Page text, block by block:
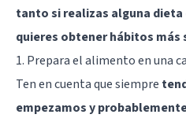
tanto si realizas alguna
quieres obtener hábitos más
1. Prepara el alimento en una
Ten en cuenta que siempre
empezamos y